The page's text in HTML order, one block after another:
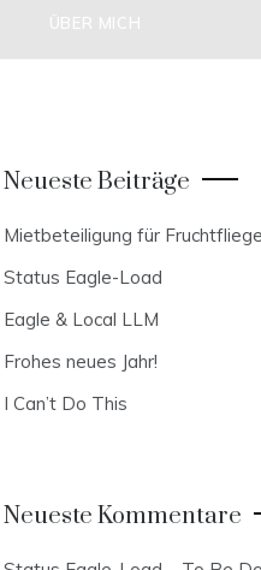
ÜBER MICH
Neueste Beiträge
Mietbeteiligung für
Status Eagle-Load
Eagle & Local LLM
Frohes neues Jahr!
I Can’t Do This
Neueste Kommentare